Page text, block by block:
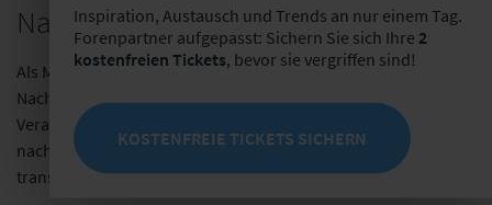
Nachhaltige Veranstaltungen
Als Mitglied der Initiativefairpflichtet
– dem
Nachhaltigkeitskodex der deutschsprachigen
Veranstaltungswirtschaft – folgen wir den Leitlinien für
nachhaltige Veranstaltungen und dokumentieren diese
transparent.
Inspiration, Austausch und Trends an nur einem Tag.
Forenpartner aufgepasst: Sichern Sie sich Ihre 2
kostenfreien Tickets, bevor sie vergriffen sind!
KOSTENFREIE TICKETS SICHERN